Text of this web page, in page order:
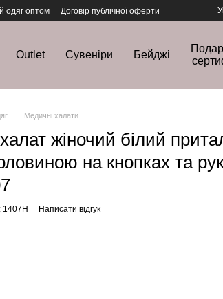
одяг оптом
Договір публічної оферти
Outlet Сувеніри Бейджі
Медичні халати
жіночий білий
на кнопках та
1407H Написати відгук